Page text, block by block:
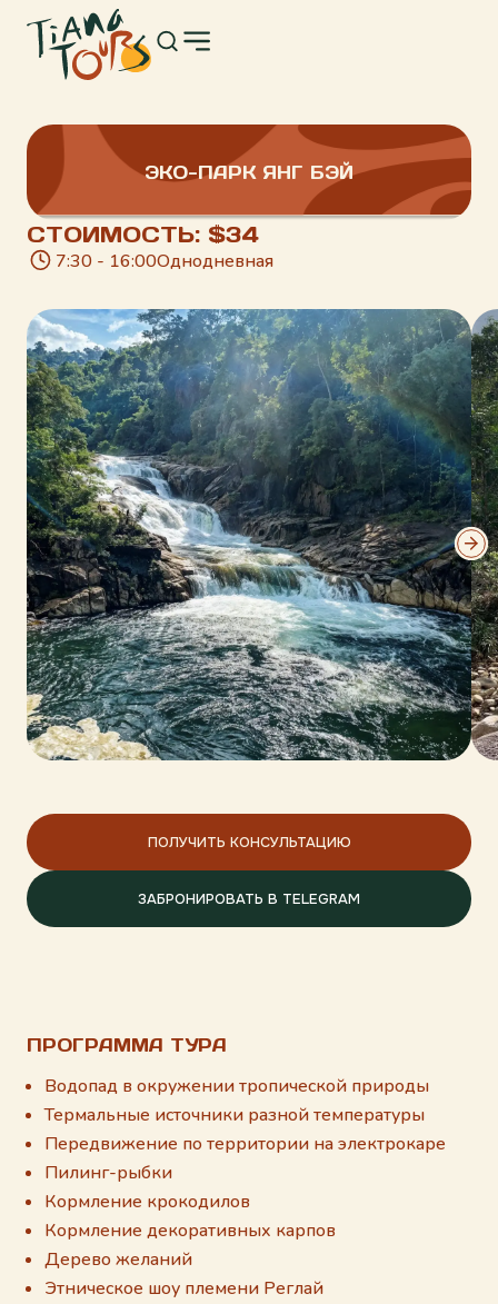
ЭКО-ПАРК ЯНГ БЭЙ
34
7:30 - 16:00Однодневная
ПОЛУЧИТЬ КОНСУЛЬТАЦИЮ
ЗАБРОНИРОВАТЬ В TELEGRAM
ПРОГРАММА ТУРА
Водопад в окружении тропической природы
Термальные источники разной температуры
Передвижение по территории на электрокаре
Пилинг-рыбки
Кормление крокодилов
Кормление декоративных карпов
Дерево желаний
Этническое шоу племени Реглай